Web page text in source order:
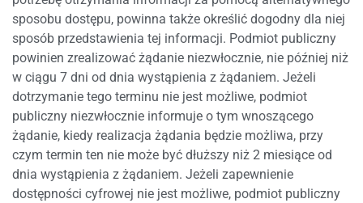
sposobu dostępu, powinna także określić dogodny dla niej
sposób przedstawienia tej informacji. Podmiot publiczny
powinien zrealizować żądanie niezwłocznie, nie później niż
w ciągu 7 dni od dnia wystąpienia z żądaniem. Jeżeli
dotrzymanie tego terminu nie jest możliwe, podmiot
publiczny niezwłocznie informuje o tym wnoszącego
żądanie, kiedy realizacja żądania będzie możliwa, przy
czym termin ten nie może być dłuższy niż 2 miesiące od
dnia wystąpienia z żądaniem. Jeżeli zapewnienie
dostępności cyfrowej nie jest możliwe, podmiot publiczny